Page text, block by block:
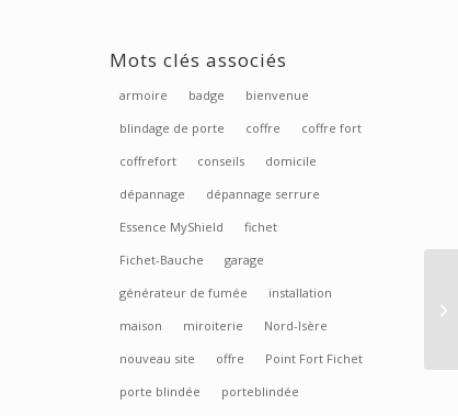
Mots clés associés
armoire badge
bienvenue
blindage de porte
coffre
coffre fort
coffrefort
conseils
domicile
dépannage
dépannage serrure
Essence MyShield
fichet
Fichet-Bauche
garage
générateur de fumée
installation
maison
miroiterie
Nord-Isère
nouveau site
offre
Point Fort Fichet
porte blindée
porteblindée